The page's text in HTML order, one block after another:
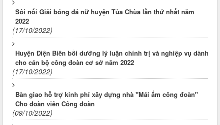
Sôi nổi Giải bóng đá nữ huyện Tủa Chùa lần thứ nhất năm
2022
(17/10/2022)
Huyện Điện Biên bồi dưỡng lý luận chính trị và nghiệp vụ dành
cho cán bộ công đoàn cơ sở năm 2022
(17/10/2022)
Bàn giao hỗ trợ kinh phí xây dựng nhà "Mái ấm công đoàn"
Cho đoàn viên Công đoàn
(09/10/2022)